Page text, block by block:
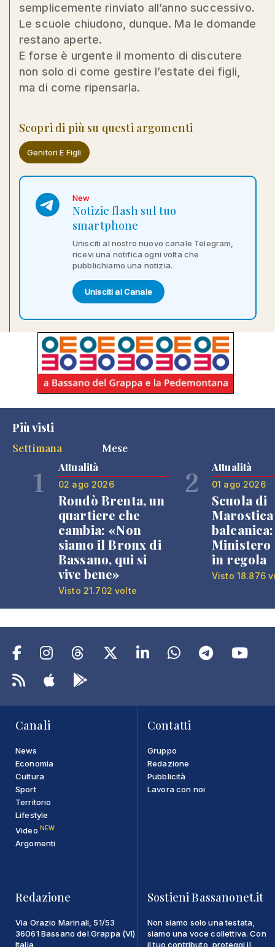
semplicemente rinviato all’anno successivo.
Le scuole chiudono, dunque. Ma le domande
restano aperte.
E forse è urgente il momento di discutere
non solo di come gestire l’estate dei figli,
ma di come ripensarla.
Scopri di più su questi argomenti
Genitori E Figli
New
Notizie flash sul tuo
smartphone
Unisciti al nostro nuovo canale Telegram,
ricevi una notifica ogni volta che
pubblichiamo una notizia.
Unisciti al Canale
Più visti
Settimana
Mese
1 Attualità
02 ago 2026
Rondò Brenta, un
quartiere che
cambia: «Non
siamo il Bronx di
Bassano, qui si
vive bene»
Visto 21.702 volte
2 Attualità
01 ago 2026
Scuola di
Ministero
in regola
Visto 18.876
Canali
News
Economia
Cultura
Sport
Territorio
Lifestyle
Video NEW
Argomenti
Contatti
Gruppo
Redazione
Pubblicità
Lavora con noi
Redazione
Via Orazio Marinali, 51/53
36061 Bassano del Grappa (VI)
Italia
Sostieni Bassanonet.it
Non siamo solo una testata,
siamo una voce collettiva. Con
il tuo contributo, proteggi il